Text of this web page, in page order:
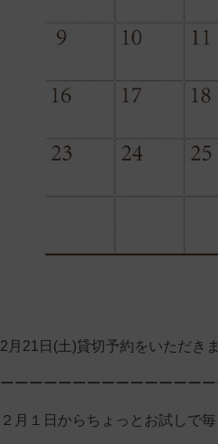
2月21日(土)貸切予約をいただき
ーーーーーーーーーーーーーー
２月１日からちょっとお試しで毎